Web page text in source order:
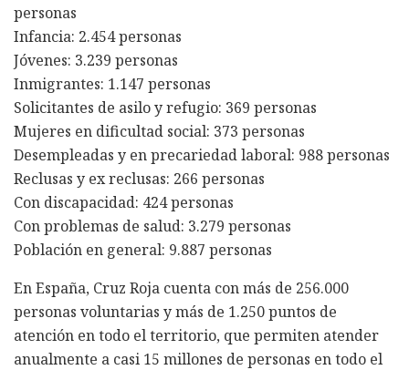
personas
Infancia: 2.454 personas
Jóvenes: 3.239 personas
Inmigrantes: 1.147 personas
Solicitantes de asilo y refugio: 369 personas
Mujeres en dificultad social: 373 personas
Desempleadas y en precariedad laboral: 988 personas
Reclusas y ex reclusas: 266 personas
Con discapacidad: 424 personas
Con problemas de salud: 3.279 personas
Población en general: 9.887 personas
En España, Cruz Roja cuenta con más de 256.000
personas voluntarias y más de 1.250 puntos de
atención en todo el territorio, que permiten atender
anualmente a casi 15 millones de personas en todo el